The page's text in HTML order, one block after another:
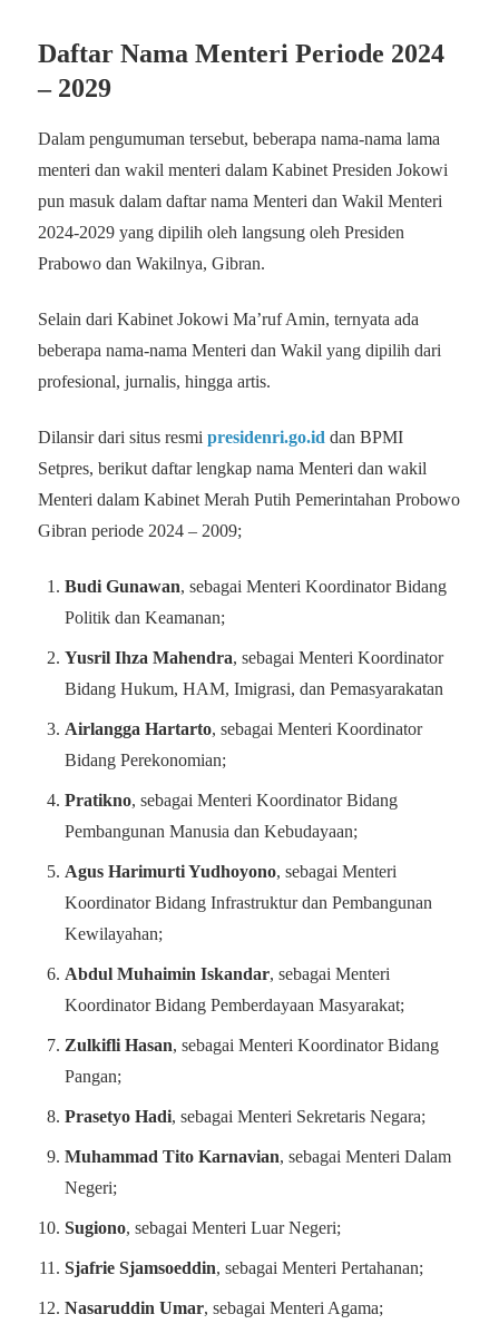
Daftar Nama Menteri Periode 2024
– 2029
Dalam pengumuman tersebut, beberapa nama-nama lama
menteri dan wakil menteri dalam Kabinet Presiden Jokowi
pun masuk dalam daftar nama Menteri dan Wakil Menteri
2024-2029 yang dipilih oleh langsung oleh Presiden
Prabowo dan Wakilnya, Gibran.
Selain dari Kabinet Jokowi Ma’ruf Amin, ternyata ada
beberapa nama-nama Menteri dan Wakil yang dipilih dari
profesional, jurnalis, hingga artis.
Dilansir dari situs resmi presidenri.go.id dan BPMI
Setpres, berikut daftar lengkap nama Menteri dan wakil
Menteri dalam Kabinet Merah Putih Pemerintahan Probowo
Gibran periode 2024 – 2009;
Budi Gunawan, sebagai Menteri Koordinator Bidang
Politik dan Keamanan;
Yusril Ihza Mahendra, sebagai Menteri Koordinator
Bidang Hukum, HAM, Imigrasi, dan Pemasyarakatan
Airlangga Hartarto, sebagai Menteri Koordinator
Bidang Perekonomian;
Pratikno, sebagai Menteri Koordinator Bidang
Pembangunan Manusia dan Kebudayaan;
Agus Harimurti Yudhoyono, sebagai Menteri
Koordinator Bidang Infrastruktur dan Pembangunan
Kewilayahan;
Abdul Muhaimin Iskandar, sebagai Menteri
Koordinator Bidang Pemberdayaan Masyarakat;
Zulkifli Hasan, sebagai Menteri Koordinator Bidang
Pangan;
Prasetyo Hadi, sebagai Menteri Sekretaris Negara;
Muhammad Tito Karnavian, sebagai Menteri Dalam
Negeri;
Sugiono, sebagai Menteri Luar Negeri;
Sjafrie Sjamsoeddin, sebagai Menteri Pertahanan;
Nasaruddin Umar, sebagai Menteri Agama;